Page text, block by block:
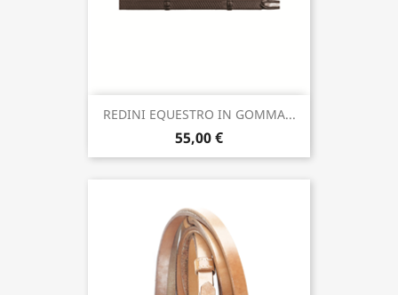
REDINI EQUESTRO IN GOMMA...
55,00 €